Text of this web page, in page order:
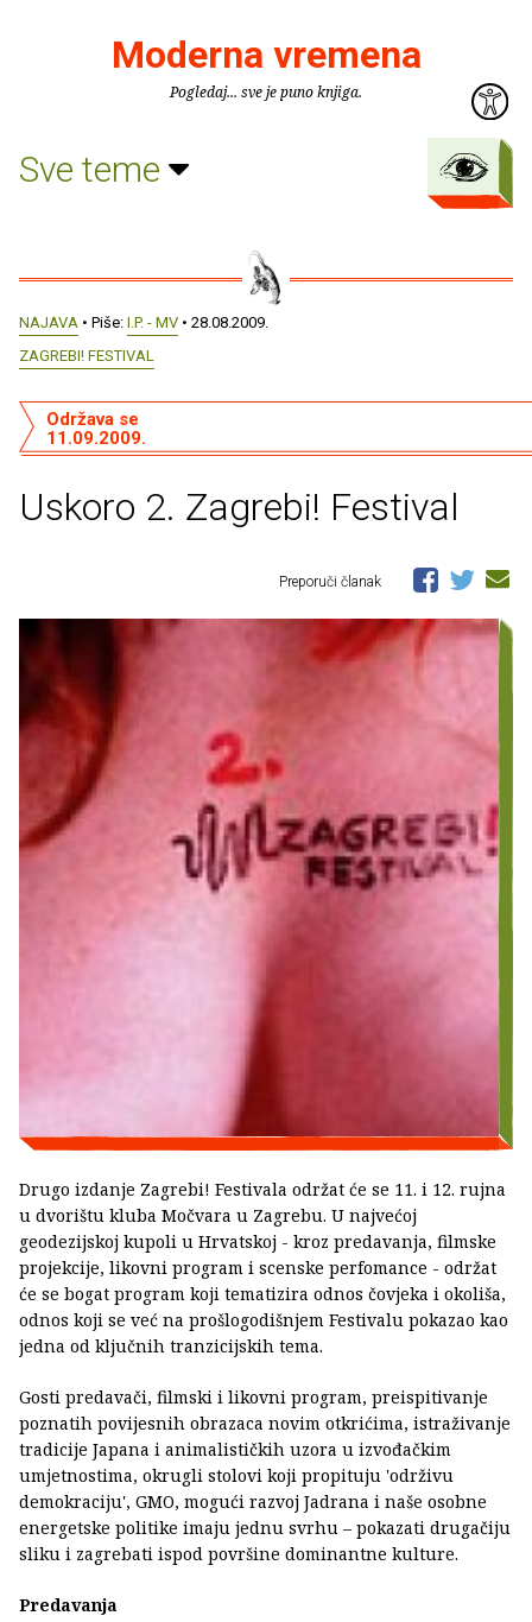
Moderna vremena
Pogledaj... sve je puno knjiga.
Sve teme
NAJAVA • Piše: I.P. - MV • 28.08.2009.
ZAGREBI! FESTIVAL
Uskoro 2. Zagrebi! Festival
Održava se
11.09.2009.
Preporuči članak
Drugo izdanje Zagrebi! Festivala održat će se 11. i 12. rujna
u dvorištu kluba Močvara u Zagrebu. U najvećoj
geodezijskoj kupoli u Hrvatskoj - kroz predavanja, filmske
projekcije, likovni program i scenske perfomance - održat
će se bogat program koji tematizira odnos čovjeka i okoliša,
odnos koji se već na prošlogodišnjem Festivalu pokazao kao
jedna od ključnih tranzicijskih tema.
Gosti predavači, filmski i likovni program, preispitivanje
poznatih povijesnih obrazaca novim otkrićima, istraživanje
tradicije Japana i animalističkih uzora u izvođačkim
umjetnostima, okrugli stolovi koji propituju 'održivu
demokraciju', GMO, mogući razvoj Jadrana i naše osobne
energetske politike imaju jednu svrhu – pokazati drugačiju
sliku i zagrebati ispod površine dominantne kulture.
Predavanja